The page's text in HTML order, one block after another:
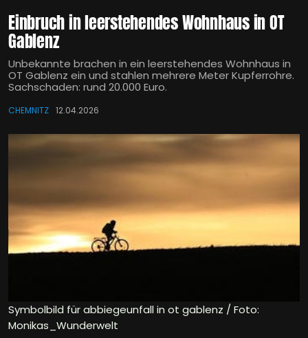
Einbruch in leerstehendes Wohnhaus in OT
Gablenz
Unbekannte brachen in ein leerstehendes Wohnhaus in
OT Gablenz ein und stahlen mehrere Meter Kupferrohre.
Sachschaden: rund 20.000 Euro.
CHEMNITZ 12.04.2026
Symbolbild für abbiegeunfall in ot gablenz / Foto:
Monikas_Wunderwelt